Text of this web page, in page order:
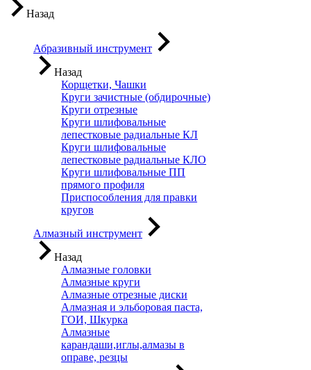
Назад
Абразивный инструмент
Назад
Корщетки, Чашки
Круги зачистные (обдирочные)
Круги отрезные
Круги шлифовальные
лепестковые радиальные КЛ
Круги шлифовальные
лепестковые радиальные КЛО
Круги шлифовальные ПП
прямого профиля
Приспособления для правки
кругов
Алмазный инструмент
Назад
Алмазные головки
Алмазные круги
Алмазные отрезные диски
Алмазная и эльборовая паста,
ГОИ, Шкурка
Алмазные
карандаши,иглы,алмазы в
оправе, резцы